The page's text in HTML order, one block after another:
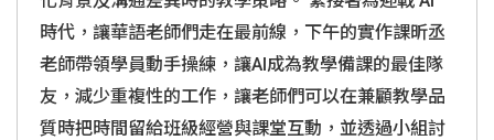
時代，讓華語老師們走在最前線，下午的實作課昕丞
老師帶領學員動手操練，讓AI成為教學備課的最佳隊
友，減少重複性的工作，讓老師們可以在兼顧教學品
質時把時間留給班級經營與課堂互動，並透過小組討